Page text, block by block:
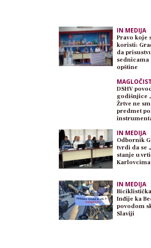
IN MEDIJA
Pravo koje
koristi:
da
sednicama
opštine
DSHV
godišnjice
Žrtve ne
predmet
IN MEDIJA
Odbornik
tvrdi da se
stanje u
Karlovcima
IN MEDIJA
Inđije ka
povodom
Slaviji